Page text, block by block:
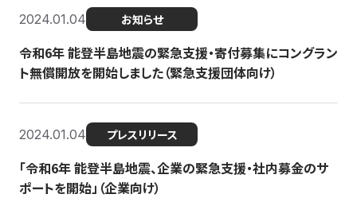
2024.01.04 お知らせ
令和6年 能登半島地震の緊急支援・寄付募集にコングラン
ト無償開放を開始しました（緊急支援団体向け）
2024.01.04 プレスリリース
「令和6年 能登半島地震、企業の緊急支援・社内募金のサ
ポートを開始」（企業向け）